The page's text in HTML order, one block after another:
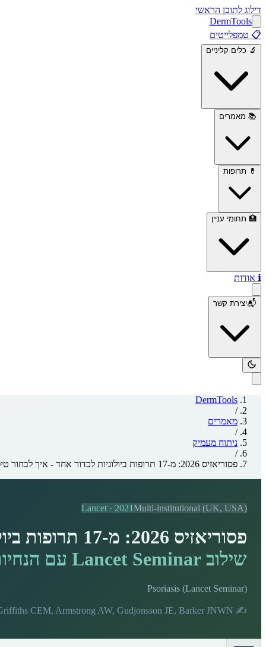
דילוג לתוכן הראשי
DermTools
📋 טמפלייטים
🔬 כלים קליניים
📚 מאמרים
💊 תרופות
🏥 תחומי עניין
ℹ️ אודות
📬יצירת קשר
DermTools
/
מאמרים
/
ניתוח מעמיק
/
פסוריאזיס 2026: מ-17 תרופות ביולוגיות לכדור אחד - איך לבחור טיפול
Lancet · 2021Multi-institutional (UK, USA)
פסוריאזיס 2026: מ-17 תרופות ביולוגיות לכדור אחד - איך לבחור טיפול
שילוב Lancet Seminar עם הנחיות EuroGuiDerm העדכניות
Psoriasis (Lancet Seminar)
✍️
CEM, Armstrong AW, Gudjonsson JE, Barker JNWN